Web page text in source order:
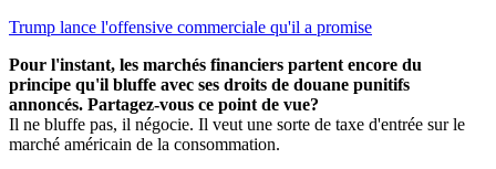
Trump lance l'offensive commerciale qu'il a promise
Pour l'instant, les marchés financiers partent encore du
principe qu'il bluffe avec ses droits de douane punitifs
annoncés. Partagez-vous ce point de vue?
Il ne bluffe pas, il négocie. Il veut une sorte de taxe d'entrée sur le
marché américain de la consommation.